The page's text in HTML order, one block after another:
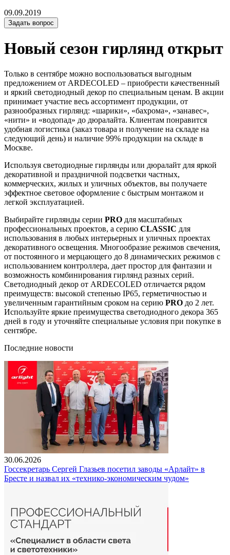
09.09.2019
Задать вопрос
Новый сезон гирлянд открыт
Только в сентябре можно воспользоваться выгодным
предложением от ARDECOLED – приобрести качественный
и яркий светодиодный декор по специальным ценам. В акции
принимает участие весь ассортимент продукции, от
разнообразных гирлянд: «шарики», «бахрома», «занавес»,
«нити» и «водопад» до дюралайта. Клиентам понравится
удобная логистика (заказ товара и получение на складе на
следующий день) и наличие 99% продукции на складе в
Москве.
Используя светодиодные гирлянды или дюралайт для яркой
декоративной и праздничной подсветки частных,
коммерческих, жилых и уличных объектов, вы получаете
эффектное световое оформление с быстрым монтажом и
легкой эксплуатацией.
Выбирайте гирлянды серии PRO для масштабных
профессиональных проектов, а серию CLASSIC для
использования в любых интерьерных и уличных проектах
декоративного освещения. Многообразие режимов свечения,
от постоянного и мерцающего до 8 динамических режимов с
использованием контроллера, дает простор для фантазии и
возможность комбинирования гирлянд разных серий.
Светодиодный декор от ARDECOLED отличается рядом
преимуществ: высокой степенью IP65, герметичностью и
увеличенным гарантийным сроком на серию PRO до 2 лет.
Используйте яркие преимущества светодиодного декора 365
дней в году и уточняйте специальные условия при покупке в
сентябре.
Последние новости
30.06.2026
Госсекретарь Сергей Глазьев посетил заводы «Арлайт» в
Бресте и назвал их «технико-экономическим чудом»